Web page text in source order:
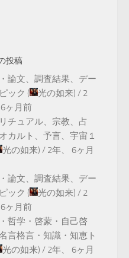
投稿
論文、調査結果、デー
ック ( 光の如来) / 2
ヶ月前
チュアル、宗教、占
カルト、予言、宇宙１
光の如来) / 2年、 6ヶ月
論文、調査結果、デー
ック ( 光の如来) / 2
ヶ月前
哲学・啓蒙・自己啓
言格言・知識・知恵ト
光の如来) / 2年、 6ヶ月